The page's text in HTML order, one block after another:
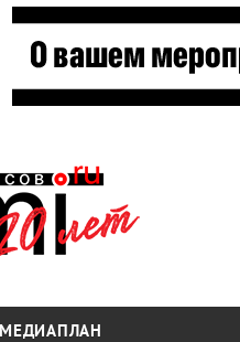
МЕДИАПЛАН